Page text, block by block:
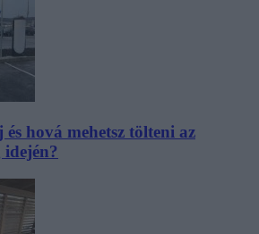
hová mehetsz tölteni az
idején?